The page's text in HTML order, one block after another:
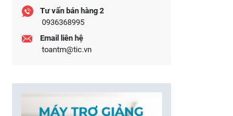
Tư vấn bán hàng 2
0936368995
Email liên hệ
toantm@tic.vn